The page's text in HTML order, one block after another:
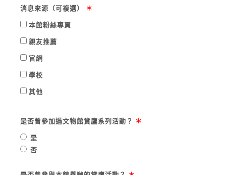
消息來源（可複選） ＊
本館粉絲專頁
親友推薦
官網
學校
其他
是否曾參加過文物館賞鷹系列活動？ ＊
是
否